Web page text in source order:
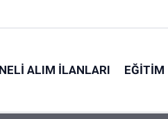
ALIM İLANLARI EĞITIM